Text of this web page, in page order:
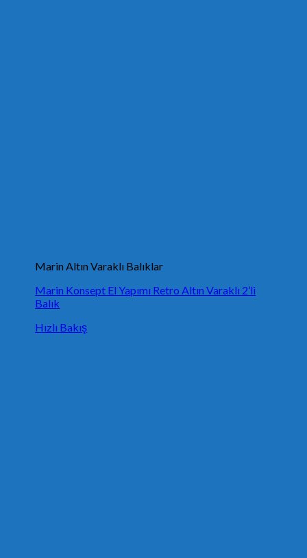
Marin Altın Varaklı Balıklar
Marin Konsept El Yapımı Retro Altın Varaklı 2’li
Balık
Hızlı Bakış